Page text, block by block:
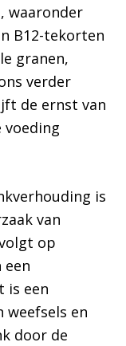
waaronder
B12-tekorten
granen,
verder
de ernst van
voeding
is
van
op
een
is een
en
door de